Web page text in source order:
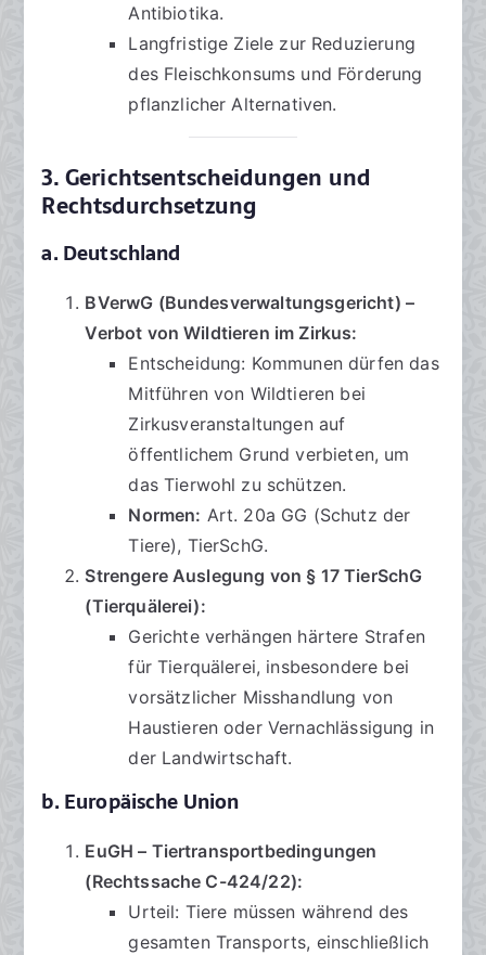
Antibiotika.
Langfristige Ziele zur Reduzierung
des Fleischkonsums und Förderung
pflanzlicher Alternativen.
3. Gerichtsentscheidungen und
Rechtsdurchsetzung
a. Deutschland
BVerwG (Bundesverwaltungsgericht) –
Verbot von Wildtieren im Zirkus:
Entscheidung: Kommunen dürfen das
Mitführen von Wildtieren bei
Zirkusveranstaltungen auf
öffentlichem Grund verbieten, um
das Tierwohl zu schützen.
Normen: Art. 20a GG (Schutz der
Tiere), TierSchG.
Strengere Auslegung von § 17 TierSchG
(Tierquälerei):
Gerichte verhängen härtere Strafen
für Tierquälerei, insbesondere bei
vorsätzlicher Misshandlung von
Haustieren oder Vernachlässigung in
der Landwirtschaft.
b. Europäische Union
EuGH – Tiertransportbedingungen
(Rechtssache C-424/22):
Urteil: Tiere müssen während des
gesamten Transports, einschließlich